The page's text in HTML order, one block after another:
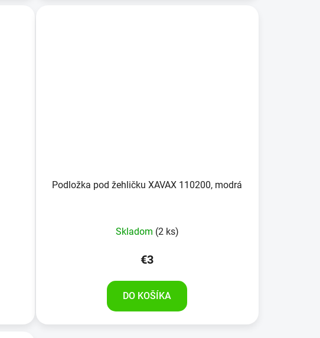
Podložka pod žehličku XAVAX 110200, modrá
Skladom (2 ks)
€3
DO KOŠÍKA